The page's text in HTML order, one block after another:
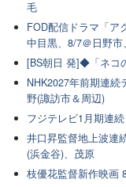
毛
FOD配信ドラマ「ア
中目黒、8/7＠日野
[BS朝日 発]◆「ネコ
NHK2027年前期連
野(諏訪市＆周辺)
フジテレビ1月期連
井口昇監督地上波連
(浜金谷)、茂原
枝優花監督新作映画